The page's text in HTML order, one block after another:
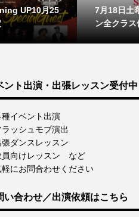
UP10月25
7月18日土
ン全クラス
ント出演・出張レッスン受付中
種イベント出演
ラッシュモブ演出
張ダンスレッスン
員向けレッスン など
軽にお問合わせください
い合わせ／出演依頼はこちら